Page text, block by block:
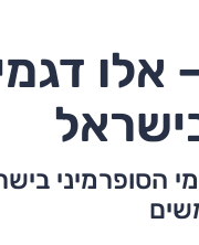
– אלו
הסופרמיני